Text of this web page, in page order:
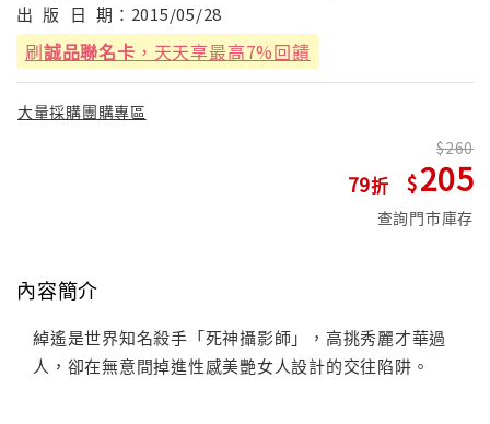
出 版 日 期： 2015/05/28
刷誠品聯名卡 ，天天享最高7%回饋
大量採購團購專區
79
260
205
查詢門市庫存
內容簡介
綽遙是世界知名殺手「死神攝影師」，高挑秀麗才華過
人，卻在無意間掉進性感美艷女人設計的交往陷阱。